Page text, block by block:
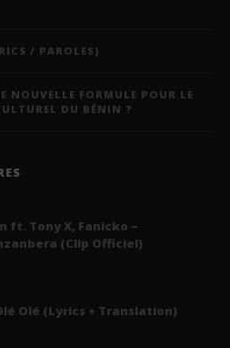
/ PAROLES)
NOUVELLE FORMULE POUR LE
DU BÉNIN ?
ft. Tony X, Fanicko –
(Clip Officiel)
Olé (Lyrics + Translation)